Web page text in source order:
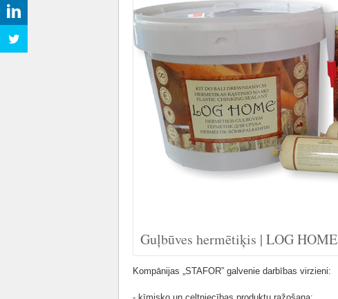
Guļbūves hermētiķis | LOG HOME
Kompānijas „STAFOR” galvenie darbības virzieni: